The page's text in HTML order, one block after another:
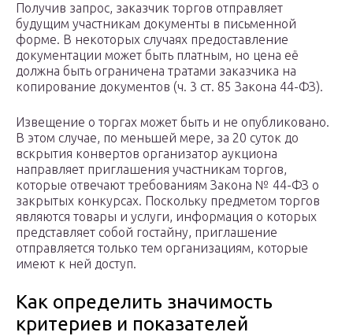
Получив запрос, заказчик торгов отправляет
будущим участникам документы в письменной
форме. В некоторых случаях предоставление
документации может быть платным, но цена её
должна быть ограничена тратами заказчика на
копирование документов (ч. 3 ст. 85 Закона 44-ФЗ).
Извещение о торгах может быть и не опубликовано.
В этом случае, по меньшей мере, за 20 суток до
вскрытия конвертов организатор аукциона
направляет приглашения участникам торгов,
которые отвечают требованиям Закона № 44-ФЗ о
закрытых конкурсах. Поскольку предметом торгов
являются товары и услуги, информация о которых
представляет собой гостайну, приглашение
отправляется только тем организациям, которые
имеют к ней доступ.
Как определить значимость
критериев и показателей